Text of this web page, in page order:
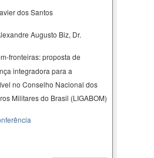
dos Santos
Augusto Biz, Dr.
fronteiras: proposta de
integradora para a
no Conselho Nacional dos
Militares do Brasil (LIGABOM)